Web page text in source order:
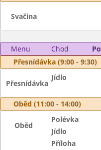
Svačina
Menu Chod
Přesnídávka (9:00 - 9:30)
Přesnídávka
Jídlo
Oběd (11:00 - 14:00)
Oběd
Polévka
Jídlo
Příloha